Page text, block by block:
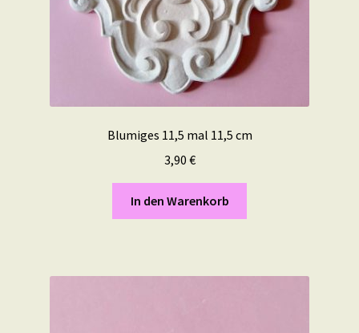
Blumiges 11,5 mal 11,5 cm
3,90 €
In den Warenkorb